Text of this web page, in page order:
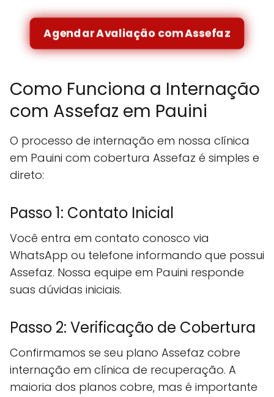
Agendar Avaliação com Assefaz
Como Funciona a Internação
com Assefaz em Pauini
O processo de internação em nossa clínica
em Pauini com cobertura Assefaz é simples e
direto:
Passo 1: Contato Inicial
Você entra em contato conosco via
WhatsApp ou telefone informando que possui
Assefaz. Nossa equipe em Pauini responde
suas dúvidas iniciais.
Passo 2: Verificação de Cobertura
Confirmamos se seu plano Assefaz cobre
internação em clínica de recuperação. A
maioria dos planos cobre, mas é importante